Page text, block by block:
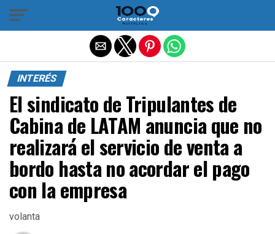
INTERÉS
El sindicato de Tripulantes de
Cabina de LATAM anuncia que no
realizará el servicio de venta a
bordo hasta no acordar el pago
con la empresa
volanta
Salir de la versión móvil